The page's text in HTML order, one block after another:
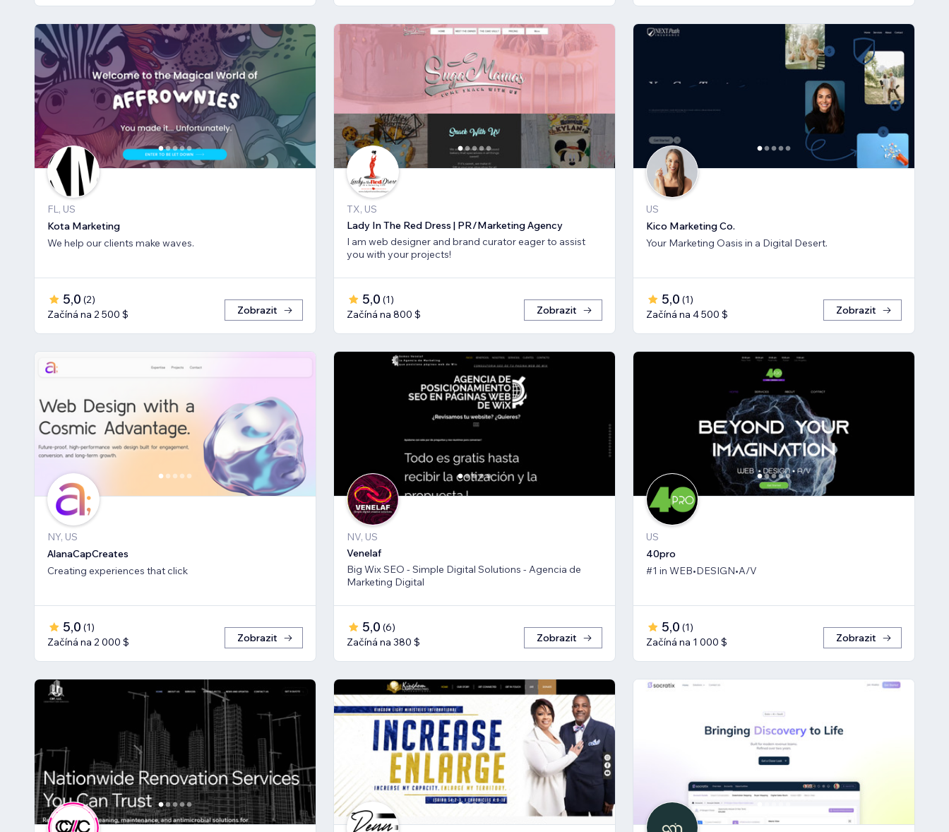
FL, US
Kota Marketing
We help our clients make waves.
5,0 (2)
Začíná na 2 500 $
Zobrazit
TX, US
Lady In The Red Dress | PR/Marketing Agency
I am web designer and brand curator eager to assist
you with your projects!
5,0 (1)
Začíná na 800 $
Zobrazit
US
Kico Marketing Co.
Your Marketing Oasis in a Digital Desert.
5,0 (1)
Začíná na 4 500 $
Zobrazit
NY, US
AlanaCapCreates
Creating experiences that click
5,0 (1)
Začíná na 2 000 $
Zobrazit
NV, US
Venelaf
Big Wix SEO - Simple Digital Solutions - Agencia de
Marketing Digital
5,0 (6)
Začíná na 380 $
Zobrazit
US
40pro
#1 in WEB•DESIGN•A/V
5,0 (1)
Začíná na 1 000 $
Zobrazit